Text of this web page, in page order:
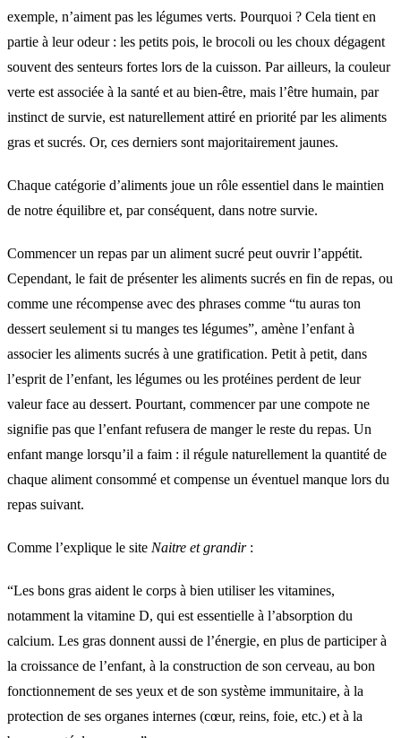
exemple, n’aiment pas les légumes verts. Pourquoi ? Cela tient en
partie à leur odeur : les petits pois, le brocoli ou les choux dégagent
souvent des senteurs fortes lors de la cuisson. Par ailleurs, la couleur
verte est associée à la santé et au bien-être, mais l’être humain, par
instinct de survie, est naturellement attiré en priorité par les aliments
gras et sucrés. Or, ces derniers sont majoritairement jaunes.
Chaque catégorie d’aliments joue un rôle essentiel dans le maintien
de notre équilibre et, par conséquent, dans notre survie.
Commencer un repas par un aliment sucré peut ouvrir l’appétit.
Cependant, le fait de présenter les aliments sucrés en fin de repas, ou
comme une récompense avec des phrases comme “tu auras ton
dessert seulement si tu manges tes légumes”, amène l’enfant à
associer les aliments sucrés à une gratification. Petit à petit, dans
l’esprit de l’enfant, les légumes ou les protéines perdent de leur
valeur face au dessert. Pourtant, commencer par une compote ne
signifie pas que l’enfant refusera de manger le reste du repas. Un
enfant mange lorsqu’il a faim : il régule naturellement la quantité de
chaque aliment consommé et compense un éventuel manque lors du
repas suivant.
Comme l’explique le site Naitre et grandir:
“Les bons gras aident le corps à bien utiliser les vitamines,
notamment la vitamine D, qui est essentielle à l’absorption du
calcium. Les gras donnent aussi de l’énergie, en plus de participer à
la croissance de l’enfant, à la construction de son cerveau, au bon
fonctionnement de ses yeux et de son système immunitaire, à la
protection de ses organes internes (cœur, reins, foie, etc.) et à la